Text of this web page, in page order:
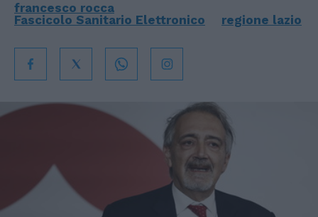
francesco rocca
Fascicolo Sanitario Elettronico
regione lazio